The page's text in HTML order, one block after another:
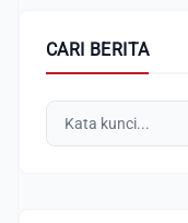
CARI BERITA